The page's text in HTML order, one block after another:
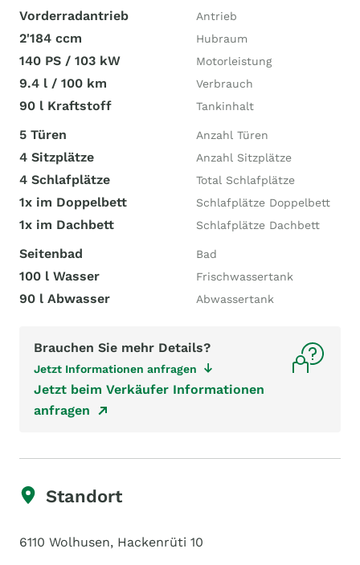
Vorderradantrieb Antrieb
2'184 ccm Hubraum
140 PS / 103 kW Motorleistung
9.4 l / 100 km Verbrauch
90 l Kraftstoff Tankinhalt
5 Türen Anzahl Türen
4 Sitzplätze Anzahl Sitzplätze
4 Schlafplätze Total Schlafplätze
1x im Doppelbett Schlafplätze Doppelbett
1x im Dachbett Schlafplätze Dachbett
Seitenbad Bad
100 l Wasser Frischwassertank
90 l Abwasser Abwassertank
Brauchen Sie mehr Details?
Jetzt Informationen anfragen
Jetzt beim Verkäufer Informationen
anfragen
Standort
6110 Wolhusen, Hackenrüti 10